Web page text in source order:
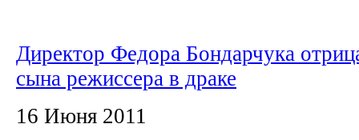
Директор Федора Бондарчука
сына режиссера в драке
16 Июня 2011